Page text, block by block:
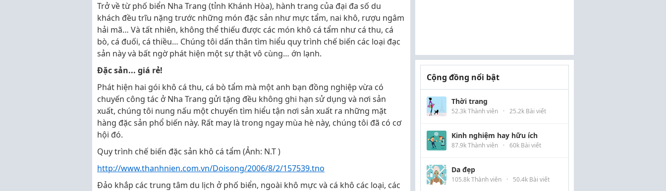
Trở về từ phố biển Nha Trang (tỉnh Khánh Hòa), hành trang của đại đa số du
khách đều trĩu nặng trước những món đặc sản như mực tẩm, nai khô, rượu ngâm
hải mã… Và tất nhiên, không thể thiếu được các món khô cá tẩm như cá thu, cá
bò, cá đuối, cá thiều… Chúng tôi dấn thân tìm hiểu quy trình chế biến các loại đạc
sản này và bất ngờ phát hiện một sự thật vô cùng… ớn lạnh.
Đặc sản... giá rẻ!
Phát hiện hai gói khô cá thu, cá bò tẩm mà một anh bạn đồng nghiệp vừa có
chuyến công tác ở Nha Trang gửi tặng đều không ghi hạn sử dụng và nơi sản
xuất, chúng tôi nung nấu một chuyến tìm hiểu tận nơi sản xuất ra những mặt
hàng đặc sản phổ biến này. Rất may là trong ngay mùa hè này, chúng tôi đã có cơ
hội đó.
Quy trình chế biến đặc sản khô cá tẩm (Ảnh: N.T )
http://www.thanhnien.com.vn/Doisong/2006/8/2/157539.tno
Đảo khắp các trung tâm du lịch ở phố biển, ngoài khô mực và cá khô các loại, các
Cộng đồng nổi bật
Thời trang
52.3k Thành viên · 25.2k Bài viết
Kinh nghiệm hay hữu ích
87.9k Thành viên · 60k Bài viết
Da đẹp
105.8k Thành viên · 50.4k Bài viết